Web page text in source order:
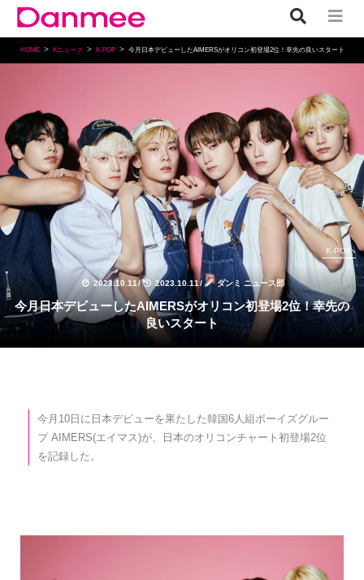
HOME Kニュース K-POP 今月日本デビューしたAIMERSがオリコン初登場2位！幸先の良いスタート
2023.10.11 / 2023.10.11/ ダンミ ニュース部
K-POP
今月日本デビューしたAIMERSがオリコン初登場2位！幸先の
良いスタート
今月10日に日本デビューを果たした韓国6人組ボーイズグルー
プ AIMERS(エイマス)が、日本のオリコンチャート初登場2位
を記録した。